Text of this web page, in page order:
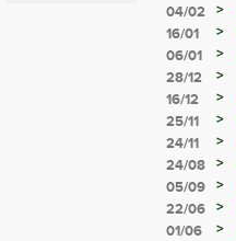
04/02
>
16/01
>
06/01
>
28/12
>
16/12
>
25/11 >
24/11
>
24/08
>
05/09
>
22/06
>
01/06
>